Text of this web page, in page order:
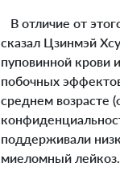
В отличие от
сказал Цзинмэй
пуповинной крови
побочных
среднем возрасте
поддерживали
миеломный лейкоз.